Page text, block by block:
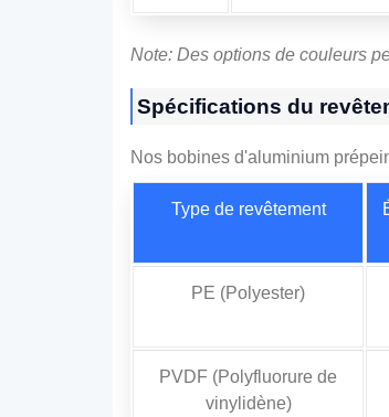
Note: Des options de couleurs
Spécifications du
Nos bobines d'aluminium
Type de revêtement
PE (Polyester)
PVDF (Polyfluorure de
vinylidène)